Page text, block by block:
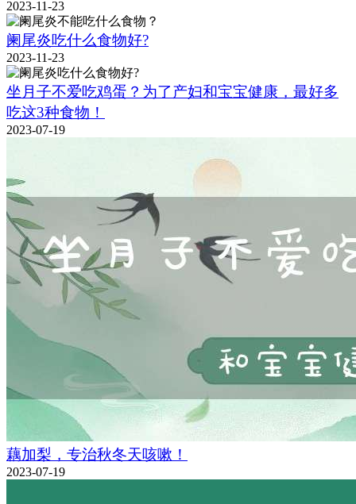
2023-11-23
阑尾炎吃什么食物好?
2023-11-23
坐月子不爱吃鸡蛋？为了产妇和宝宝健康，最好多
吃这3种食物！
2023-07-19
藕加梨，专治秋冬天咳嗽！
2023-07-19